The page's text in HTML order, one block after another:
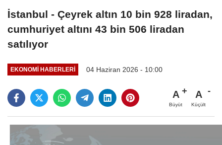
İstanbul - Çeyrek altın 10 bin 928 liradan,
cumhuriyet altını 43 bin 506 liradan
satılıyor
EKONOMI HABERLERI 04 Haziran 2026 - 10:00
A
Büyüt
A
Küçült